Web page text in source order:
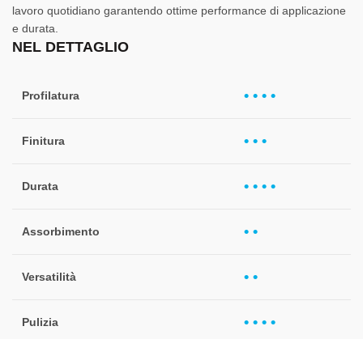
lavoro quotidiano garantendo ottime performance di applicazione
e durata.
NEL DETTAGLIO
Profilatura • • • •
Finitura • • •
Durata • • • •
Assorbimento • •
Versatilità • •
Pulizia • • • •